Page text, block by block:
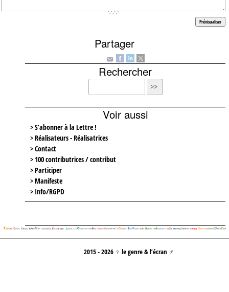
Partager
Rechercher
Voir aussi
> S’abonner à la Lettre !
> Réalisateurs - Réalisatrices
> Contact
> 100 contributrices / contribut
> Participer
> Manifeste
> Info/RGPD
2015 - 2026 ♀ le genre & l’écran ♂